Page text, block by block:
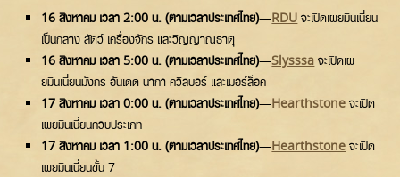
16 สิงหาคม เวลา 2:00 น. (ตามเวลาประเทศไทย)—RDU จะเปิดเผยมินเนี่ยน
เป็นกลาง สัตว์ เครื่องจักร และวิญญาณธาตุ
16 สิงหาคม เวลา 5:00 น. (ตามเวลาประเทศไทย)—Slysssa จะเปิดเผ
ยมินเนี่ยนมังกร อันเดด นากา ควิลบอร์ และเมอร์ล็อค
17 สิงหาคม เวลา 0:00 น. (ตามเวลาประเทศไทย)—Hearthstone จะเปิด
เผยมินเนี่ยนควบประเภท
17 สิงหาคม เวลา 1:00 น. (ตามเวลาประเทศไทย)—Hearthstone จะเปิด
เผยมินเนี่ยนขั้น 7